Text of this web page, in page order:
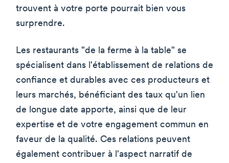
trouvent à votre porte pourrait bien vous
surprendre.
Les restaurants "de la ferme à la table" se
spécialisent dans l'établissement de relations de
confiance et durables avec ces producteurs et
leurs marchés, bénéficiant des taux qu'un lien
de longue date apporte, ainsi que de leur
expertise et de votre engagement commun en
faveur de la qualité. Ces relations peuvent
également contribuer à l'aspect narratif de